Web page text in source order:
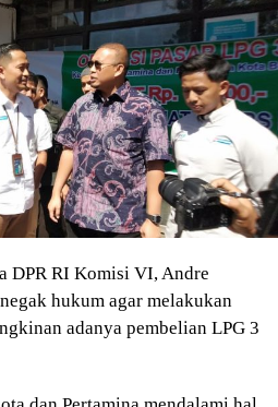
RI Komisi VI, Andre
hukum agar melakukan
adanya pembelian LPG 3